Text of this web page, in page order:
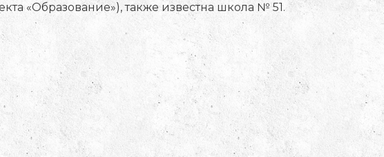
«Образование»), также известна школа № 51.